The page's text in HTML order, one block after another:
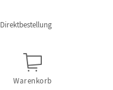
Direktbestellung
Warenkorb